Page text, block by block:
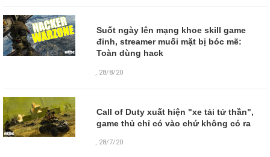
Suốt ngày lên mạng khoe skill game
đỉnh, streamer muối mặt bị bóc mẽ:
Toàn dùng hack
28/8/20
Call of Duty xuất hiện "xe tải tử thần",
game thủ chỉ có vào chứ không có ra
, 28/7/20